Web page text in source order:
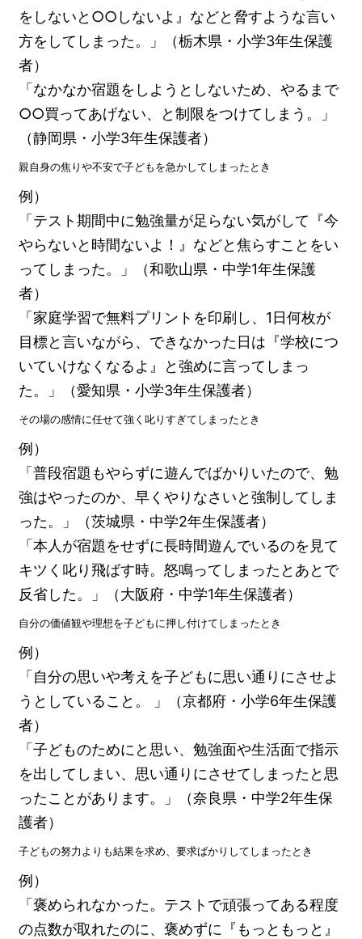
をしないと○○しないよ』などと脅すような言い
方をしてしまった。」（栃木県・小学3年生保護
者）
「なかなか宿題をしようとしないため、やるまで
○○買ってあげない、と制限をつけてしまう。」
（静岡県・小学3年生保護者）
親自身の焦りや不安で子どもを急かしてしまったとき
例）
「テスト期間中に勉強量が足らない気がして『今
やらないと時間ないよ！』などと焦らすことをい
ってしまった。」（和歌山県・中学1年生保護
者）
「家庭学習で無料プリントを印刷し、1日何枚が
目標と言いながら、できなかった日は『学校につ
いていけなくなるよ』と強めに言ってしまっ
た。」（愛知県・小学3年生保護者）
その場の感情に任せて強く叱りすぎてしまったとき
例）
「普段宿題もやらずに遊んでばかりいたので、勉
強はやったのか、早くやりなさいと強制してしま
った。」（茨城県・中学2年生保護者）
「本人が宿題をせずに長時間遊んでいるのを見て
キツく叱り飛ばす時。怒鳴ってしまったとあとで
反省した。」（大阪府・中学1年生保護者）
自分の価値観や理想を子どもに押し付けてしまったとき
例）
「自分の思いや考えを子どもに思い通りにさせよ
うとしていること。 」（京都府・小学6年生保護
者）
「子どものためにと思い、勉強面や生活面で指示
を出してしまい、思い通りにさせてしまったと思
ったことがあります。」（奈良県・中学2年生保
護者）
子どもの努力よりも結果を求め、要求ばかりしてしまったとき
例）
「褒められなかった。テストで頑張ってある程度
の点数が取れたのに、褒めずに『もっともっと』